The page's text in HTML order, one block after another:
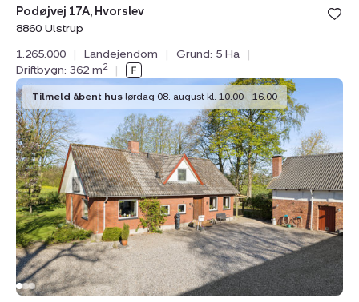
Podøjvej 17A, Hvorslev
8860 Ulstrup
1.265.000
| Landejendom | Grund: 5 Ha
|
Driftbygn: 362 m2 |
Landejendom:
Karmarkvej
10,
Laurbjerg,
8870
Langå
Tilmeld åbent hus lørdag 08. august kl. 10.00 - 16.00